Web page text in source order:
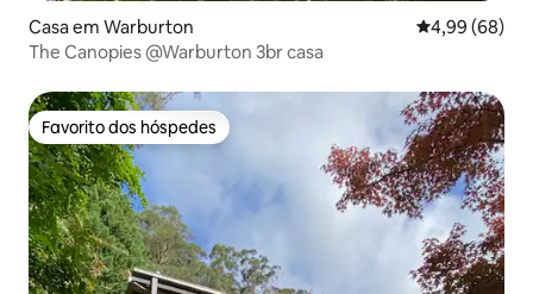
Casa em Warburton Classificação
4,99 (68)
The Canopies @Warburton 3br casa
Favorito dos hóspedes
Favorito dos hóspedes